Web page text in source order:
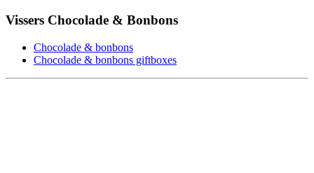
Vissers Chocolade & Bonbons
Chocolade & bonbons
Chocolade & bonbons giftboxes